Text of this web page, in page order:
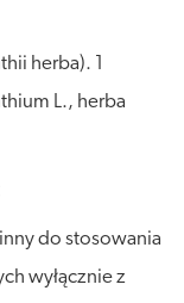
herba). 1
L., herba
do stosowania
wyłącznie z